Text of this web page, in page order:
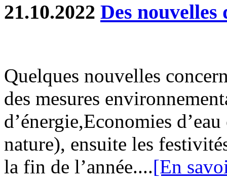
21.10.2022 Des
Quelques nouvelles
des mesures
d’énergie,Economies
nature), ensuite les
la fin de l’année....[En